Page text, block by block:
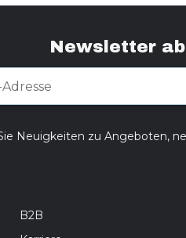
Newsletter
Neuigkeiten zu Angeboten,
B2B